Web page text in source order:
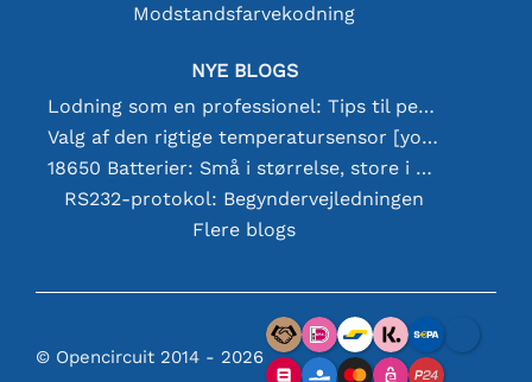
Modstandsfarvekodning
NYE BLOGS
Lodning som en professionel: Tips til perfekte elektroniske forbindelser
Valg af den rigtige temperatursensor [youtube]
18650 Batterier: Små i størrelse, store i ydeevne
RS232-protokol: Begyndervejledningen
Flere blogs
© Opencircuit 2014 - 2026